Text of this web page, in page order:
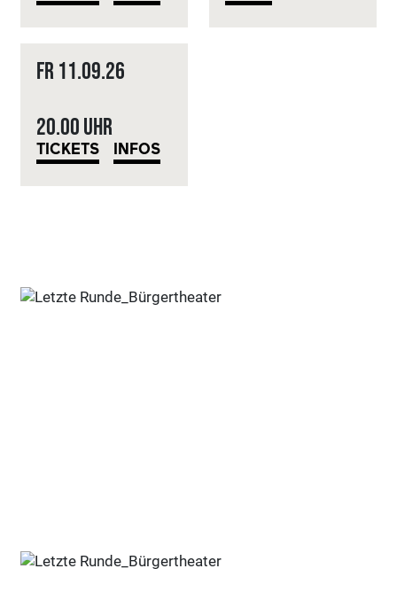
Fr11.09.26
20.00 Uhr
TICKETS INFOS